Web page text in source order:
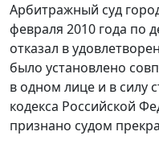
Арбитражный суд
февраля 2010 года по
отказал в
было установлено
в одном лице и в силу
кодекса Российской
признано судом